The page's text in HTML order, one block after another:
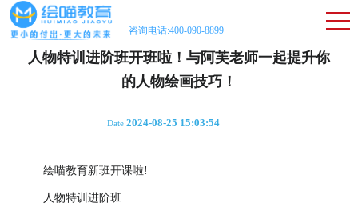
咨询电话:400-090-8899
人物特训进阶班开班啦！与阿芙老师一起提升你
的人物绘画技巧！
Date 2024-08-25 15:03:54
绘喵教育新班开课啦!
人物特训进阶班